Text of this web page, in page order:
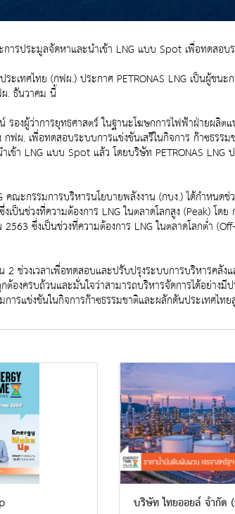
ารประมูลจัดหาและนำเข้า LNG แบบ Spot เพื่อทดสอบ
ระเทศไทย (กฟผ.) ประกาศ PETRONAS LNG เป็นผู้ช
. ธันวาคม นี้
รองผู้ว่าการยุทธศาสตร์ ในฐานะโฆษกการไฟฟ้าฝ่ายผลิ
ฟผ. เพื่อทดสอบระบบการแข่งขันเสรีในกิจการ ก๊าซธร
เข้า LNG แบบ Spot แล้ว โดยบริษัท PETRONAS
คณะกรรมการบริหารนโยบายพลังงาน (กบง.) ได้กำหนด
ป็นช่วงที่ความต้องการ LNG ในตลาดโลกสูง (Peak) โ
ซึ่งเป็นช่วงที่ความต้องการ LNG ในตลาดโลกต่ำ
2 ช่วงเวลาเพื่อทดสอบและปรับปรุงระบบการบริหารคลั
กต้องครบถ้วนและมั่นใจว่าสามารถบริหารจัดการได้อย่า
การแข่งขันในกิจการก๊าซธรรมชาติและผลักดันประเทศไท
บริษัท ไทยออยล์ จำกัด